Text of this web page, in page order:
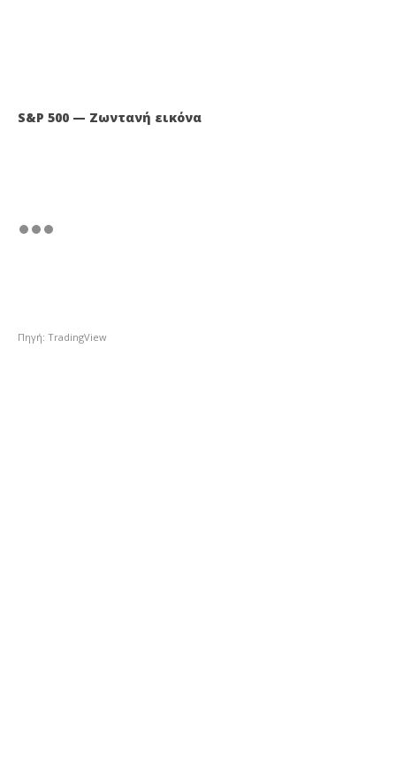
S&P 500 — Ζωντανή εικόνα
Πηγή: TradingView